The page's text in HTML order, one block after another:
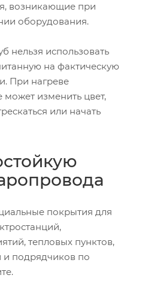
возникающие при
оборудования.
нельзя использовать
на фактическую
При нагреве
изменить цвет,
или начать
покрытия для
тепловых пунктов,
подрядчиков по